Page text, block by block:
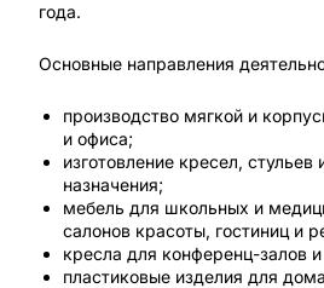
года.
Основные направления
производство мягкой и
и офиса;
изготовление кресел, стульев
назначения;
мебель для школьных и
салонов красоты, гостиниц и
кресла для конференц-залов
пластиковые изделия для